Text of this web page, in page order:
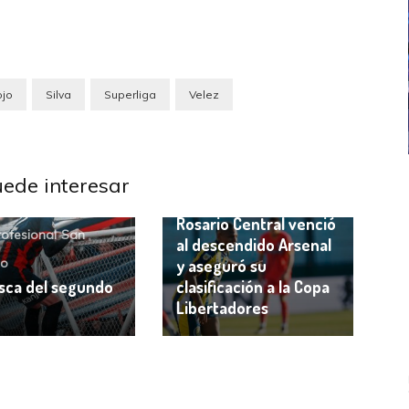
Silva Superliga Velez
interesar
San
del segundo
Rosario Central venció
al descendido Arsenal
y aseguró su
clasificación a la Copa
Libertadores
LANÚS